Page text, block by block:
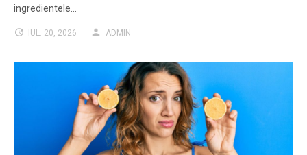
ingredientele…
IUL. 20, 2026 ADMIN